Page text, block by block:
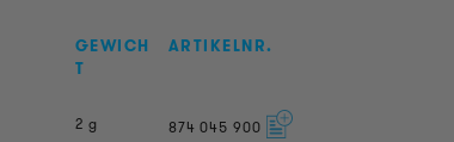
GEWICH
T
ARTIKELNR.
2 g 874 045 900